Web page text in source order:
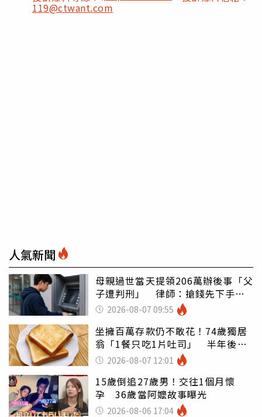
119@ctwant.com
人氣新聞
母親過世當天提領206萬辦後事「父
子遭判刑」 律師：搶錢先下手是
罪 2026-08-07 09:55
坐擁百萬存款仍不敢花！74歲獨居
翁「1餐只吃1片吐司」 半年後暴
瘦嚇壞女兒
2026-08-07 12:01
15歲倒追27歲男！交往1個月懷
孕 36歲當阿嬤故事曝光
2026-08-06 17:04